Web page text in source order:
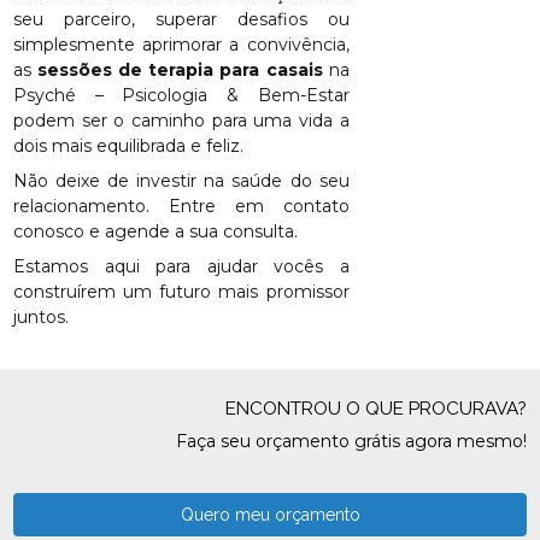
seu parceiro, superar desafios ou
simplesmente aprimorar a convivência,
as sessões de terapia para casaisna
Psyché – Psicologia & Bem-Estar
podem ser o caminho para uma vida a
dois mais equilibrada e feliz.
Não deixe de investir na saúde do seu
relacionamento. Entre em contato
conosco e agende a sua consulta.
Estamos aqui para ajudar vocês a
construírem um futuro mais promissor
juntos.
ENCONTROU O QUE PROCURAVA?
Faça seu orçamento grátis agora mesmo!
Quero meu orçamento